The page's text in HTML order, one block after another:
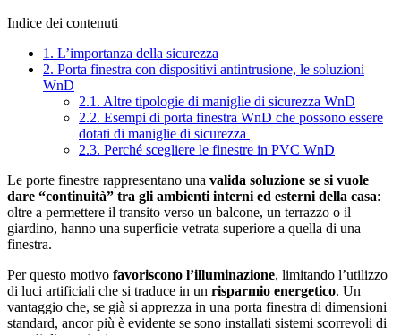
Indice dei contenuti
1. L’importanza della sicurezza
2. Porta finestra con dispositivi antintrusione, le soluzioni
WnD
2.1. Altre tipologie di maniglie di sicurezza WnD
2.2. Esempi di porta finestra WnD che possono essere
dotati di maniglie di sicurezza
2.3. Perché scegliere le finestre in PVC WnD
Le porte finestre rappresentano una valida soluzione se si vuole
dare “continuità” tra gli ambienti interni ed esterni della casa:
oltre a permettere il transito verso un balcone, un terrazzo o il
giardino, hanno una superficie vetrata superiore a quella di una
finestra.
Per questo motivo favoriscono l’illuminazione, limitando l’utilizzo
di luci artificiali che si traduce in un risparmio energetico. Un
vantaggio che, se già si apprezza in una porta finestra di dimensioni
standard, ancor più è evidente se sono installati sistemi scorrevoli di